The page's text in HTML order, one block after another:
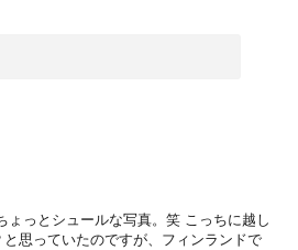
っとシュールな写真。笑 こっちに越し
思っていたのですが、フィンランドで